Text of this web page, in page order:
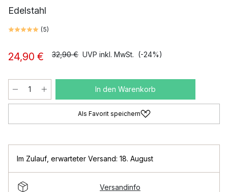
Edelstahl
(5)
24,90 € 32,90 € UVP inkl. MwSt. (-24%)
In den Warenkorb
Als Favorit speichern
Im Zulauf erwarteter Versand: 18. August
Versandinfo